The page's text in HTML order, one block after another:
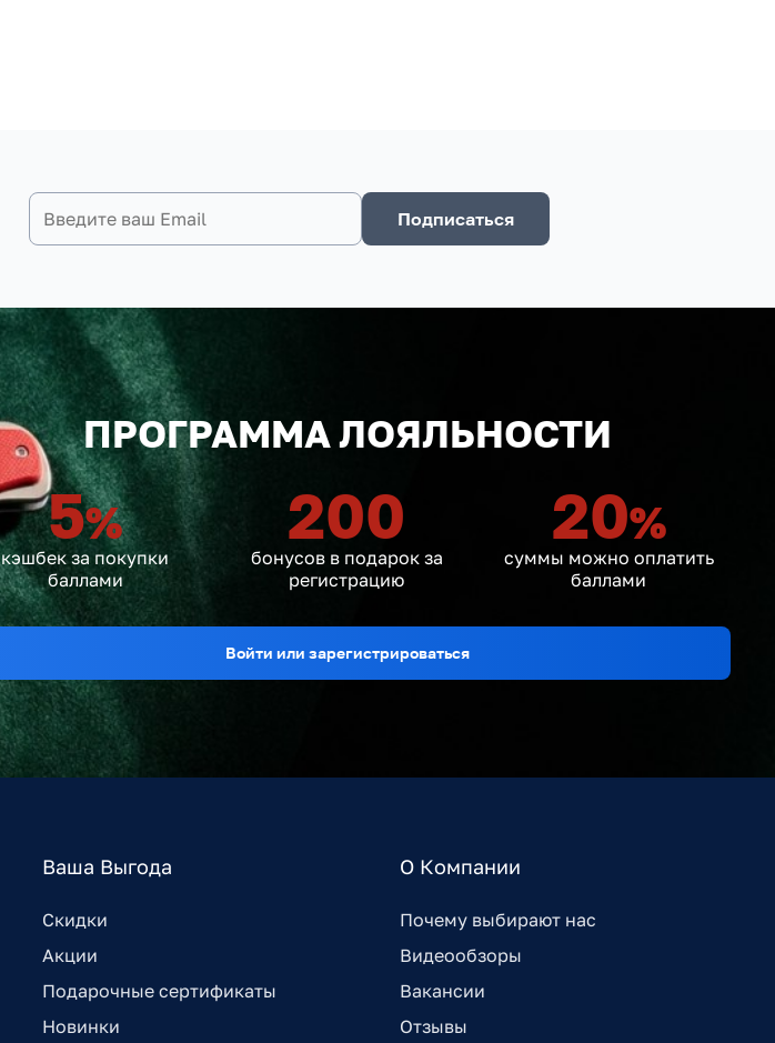
Подписаться
ПРОГРАММА ЛОЯЛЬНОСТИ
5%
кэшбек за покупки
баллами
200
бонусов в подарок за
регистрацию
20%
суммы можно оплатить
баллами
Войти или зарегистрироваться
Ваша Выгода
Скидки
Акции
Подарочные сертификаты
Новинки
О Компании
Почему выбирают нас
Видеообзоры
Вакансии
Отзывы